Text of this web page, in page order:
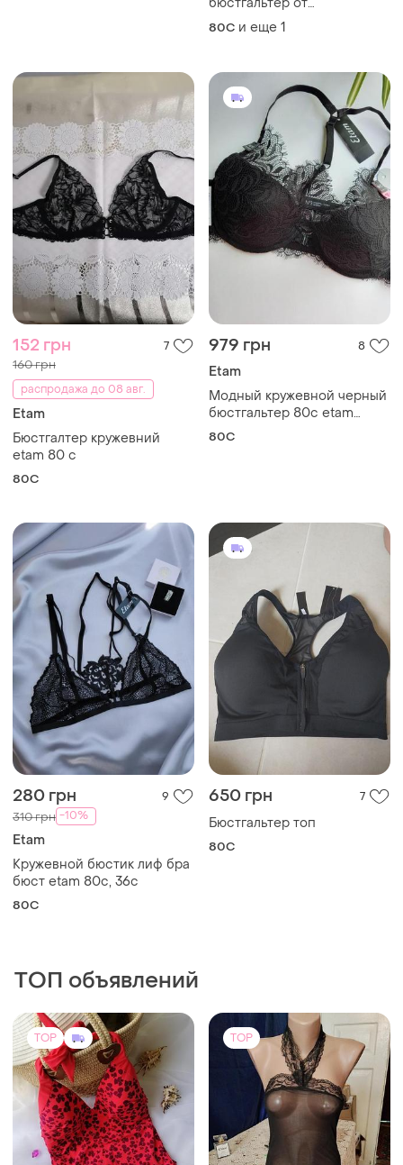
французского премиум-
бренду etam
80C и еще 1
152 грн 7
160 грн
распродажа до 08 авг.
Etam
Бюстгалтер кружевний
etam 80 с
80C
979 грн 8
Etam
Модный кружевной черный
бюстгальтер 80с etam
6488004 спереди застежка
80C
280 грн 9
310 грн -10%
Etam
Кружевной бюстик лиф бра
бюст etam 80с, 36с
80C
650 грн 7
Бюстгальтер топ
80C
ТОП объявлений
TOP TOP